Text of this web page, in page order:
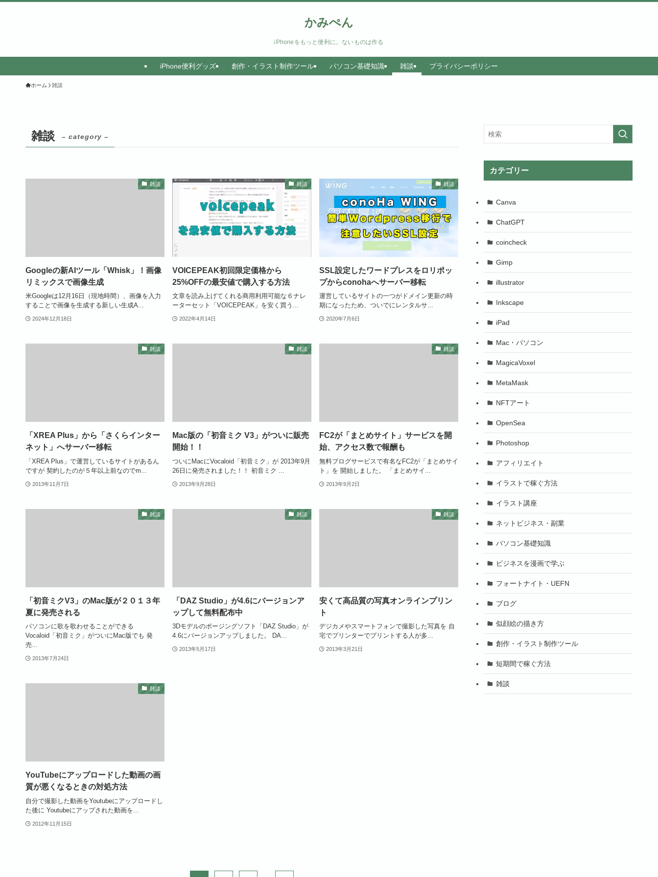
かみぺん
iPhoneをもっと便利に。ないものは作る
iPhone便利グッズ 創作・イラスト制作ツール パソコン基礎知識 雑談 プライバシーポリシー
ホーム 雑談
雑談 – category –
雑談
Googleの新AIツール「Whisk」！画像
リミックスで画像生成
米Googleは12月16日（現地時間）、画像を入力
することで画像を生成する新しい生成A...
2024年12月18日
雑談
VOICEPEAK初回限定価格から
25%OFFの最安値で購入する方法
文章を読み上げてくれる商用利用可能な６ナレ
ーターセット「VOICEPEAK」を安く買う...
2022年4月14日
雑談
SSL設定したワードプレスをロリポッ
プからconohaへサーバー移転
運営しているサイトの一つがドメイン更新の時
期になったため、ついでにレンタルサ...
2020年7月6日
雑談
「XREA Plus」から「さくらインター
ネット」へサーバー移転
「XREA Plus」で運営しているサイトがあるん
ですが 契約したのが５年以上前なのでm...
2013年11月7日
雑談
Mac版の「初音ミク V3」がついに販売
開始！！
ついにMacにVocaloid「初音ミク」が 2013年9月
26日に発売されました！！ 初音ミク ...
2013年9月28日
雑談
FC2が「まとめサイト」サービスを開
始、アクセス数で報酬も
無料ブログサービスで有名なFC2が「まとめサイ
ト」を 開始しました。 「まとめサイ...
2013年9月2日
雑談
「初音ミクV3」のMac版が２０１３年
夏に発売される
パソコンに歌を歌わせることができる
Vocaloid「初音ミク」がついにMac版でも 発
売...
2013年7月24日
雑談
「DAZ Studio」が4.6にバージョンア
ップして無料配布中
3Dモデルのポージングソフト「DAZ Studio」が
4.6にバージョンアップしました。 DA...
2013年5月17日
雑談
安くて高品質の写真オンラインプリン
ト
デジカメやスマートフォンで撮影した写真を 自
宅でプリンターでプリントする人が多...
2013年3月21日
雑談
YouTubeにアップロードした動画の画
質が悪くなるときの対処方法
自分で撮影した動画をYoutubeにアップロードし
た後に Youtubeにアップされた動画を...
2012年11月15日
カテゴリー
Canva
ChatGPT
coincheck
Gimp
illustrator
Inkscape
iPad
Mac・パソコン
MagicaVoxel
MetaMask
NFTアート
OpenSea
Photoshop
アフィリエイト
イラストで稼ぐ方法
イラスト講座
ネットビジネス・副業
パソコン基礎知識
ビジネスを漫画で学ぶ
フォートナイト・UEFN
ブログ
似顔絵の描き方
創作・イラスト制作ツール
短期間で稼ぐ方法
雑談